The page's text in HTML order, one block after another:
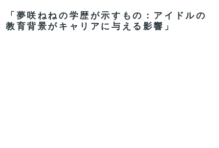
「夢咲ねねの学歴が示すもの：アイドルの
教育背景がキャリアに与える影響」